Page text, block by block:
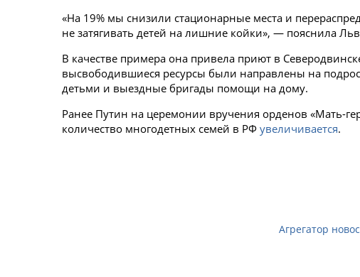
«На 19% мы снизили стационарные места и
не затягивать детей на лишние койки», — пояснила
В качестве примера она привела приют в
высвободившиеся ресурсы были направлены на
детьми и выездные бригады помощи на дому.
Ранее Путин на церемонии вручения орденов «Мать-
количество многодетных семей в РФ увеличивается.
Агрегатор